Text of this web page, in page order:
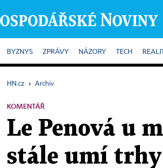
HOME
BYZNYS ZPRÁVY NÁZORY TECH
HN.cz › Archiv
KOMENTÁŘ
Le Penová u
stále umí trhy